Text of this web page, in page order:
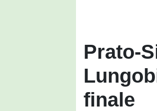
Prato-
finale